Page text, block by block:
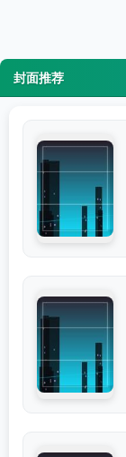
封面推荐